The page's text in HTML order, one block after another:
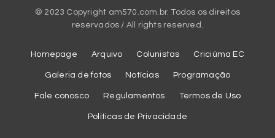
© 2023 Copyright am570.com.br. Todos os direitos
reservados / All rights reserved.
Homepage Arquivo Colunistas Criciúma EC
Galeria de fotos Notícias Programação
Fale conosco Regulamentos Termos de Uso
Políticas de Privacidade